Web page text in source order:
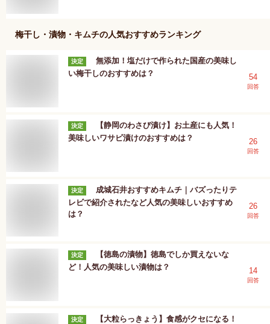
梅干し・漬物・キムチの人気おすすめランキング
決定
無添加！塩だけで作られた国産の美味し
い梅干しのおすすめは？
54
回答
決定
【静岡のわさび漬け】お土産にも人気！
美味しいワサビ漬けのおすすめは？
26
回答
決定
成城石井おすすめキムチ｜バズったりテ
レビで紹介されたなど人気の美味しいおすすめ
は？
26
回答
決定
【徳島の漬物】徳島でしか買えないな
ど！人気の美味しい漬物は？
14
回答
決定
【大粒らっきょう】食感がクセになる！